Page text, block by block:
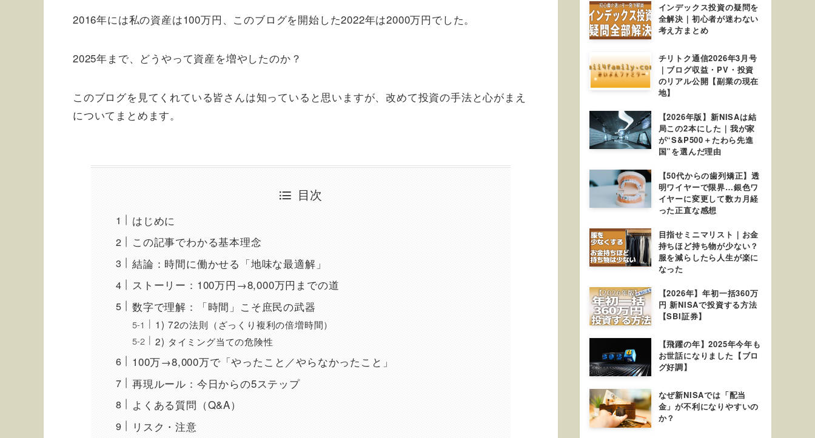
2016年には私の資産は100万円、このブログを開始した2022年は2000万円でした。
2025年まで、どうやって資産を増やしたのか？
このブログを見てくれている皆さんは知っていると思いますが、改めて投資の手法と心がまえ
についてまとめます。
目次
はじめに
この記事でわかる基本理念
結論：時間に働かせる「地味な最適解」
ストーリー：100万円→8,000万円までの道
数字で理解：「時間」こそ庶民の武器
1) 72の法則（ざっくり複利の倍増時間）
2) タイミング当ての危険性
100万→8,000万で「やったこと／やらなかったこと」
再現ルール：今日からの5ステップ
よくある質問（Q&A）
リスク・注意
インデックス投資の疑問を
全解決｜初心者が迷わない
考え方まとめ
チリトク通信2026年3月号
｜ブログ収益・PV・投資
のリアル公開【副業の現在
地】
【2026年版】新NISAは結
局この2本にした｜我が家
が“S&P500＋たわら先進
国”を選んだ理由
【50代からの歯列矯正】透
明ワイヤーで限界…銀色ワ
イヤーに変更して数カ月経
った正直な感想
目指せミニマリスト｜お金
持ちほど持ち物が少ない？
服を減らしたら人生が楽に
なった
【2026年】年初一括360万
円 新NISAで投資する方法
【SBI証券】
【飛躍の年】2025年今年も
お世話になりました【ブロ
グ好調】
なぜ新NISAでは「配当
金」が不利になりやすいの
か？